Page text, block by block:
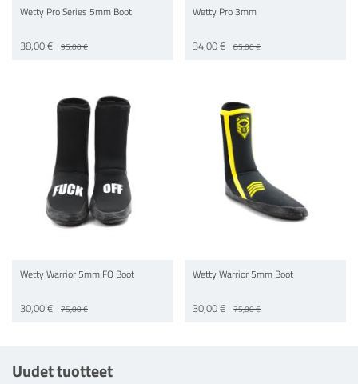
Wetty Pro Series 5mm Boot
38,00 € 95,00 €
Wetty Pro 3mm
34,00 € 85,00 €
Wetty Warrior 5mm FO Boot
30,00 € 75,00 €
Wetty Warrior 5mm Boot
30,00 € 75,00 €
Uudet tuotteet